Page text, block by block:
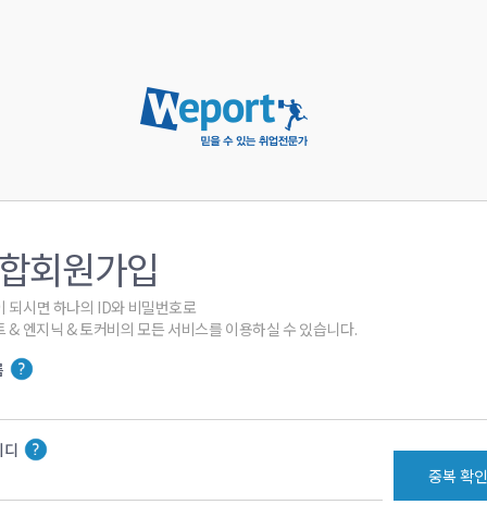
회원가입
되시면 하나의 ID와 비밀번호로
& 엔지닉 & 토커비의 모든 서비스를 이용하실 수 있습니다.
디
중복 확인